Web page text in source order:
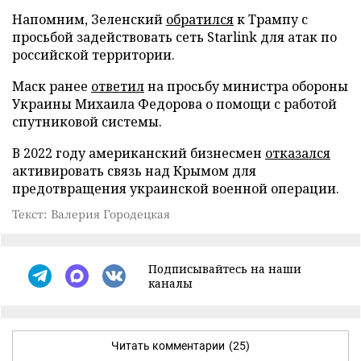
Напомним, Зеленский обратилсяк Трампу с
просьбой задействовать сеть Starlink для атак по
российской территории.
Маск ранее ответилна просьбу министра обороны
Украины Михаила Федорова о помощи с работой
спутниковой системы.
В 2022 году американский бизнесмен отказался
активировать связь над Крымом для
предотвращения украинской военной операции.
Текст: Валерия Городецкая
Подписывайтесь на наши
каналы
Читать комментарии (25)